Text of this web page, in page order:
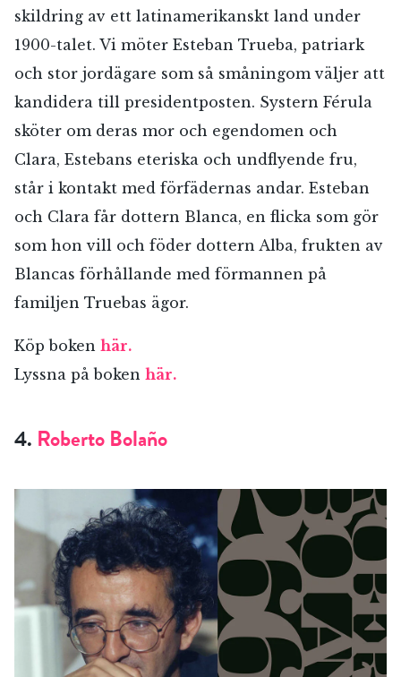
Jag accepterar villkoren.
RÖSTA
ÅNGRA OCH STÄNG
skildring av ett latinamerikanskt land under
1900-talet. Vi möter Esteban Trueba, patriark
och stor jordägare som så småningom väljer att
kandidera till presidentposten. Systern Férula
sköter om deras mor och egendomen och
Clara, Estebans eteriska och undflyende fru,
står i kontakt med förfädernas andar. Esteban
och Clara får dottern Blanca, en flicka som gör
som hon vill och föder dottern Alba, frukten av
Blancas förhållande med förmannen på
familjen Truebas ägor.
Köp boken här.
Lyssna på boken här.
4. Roberto Bolaño